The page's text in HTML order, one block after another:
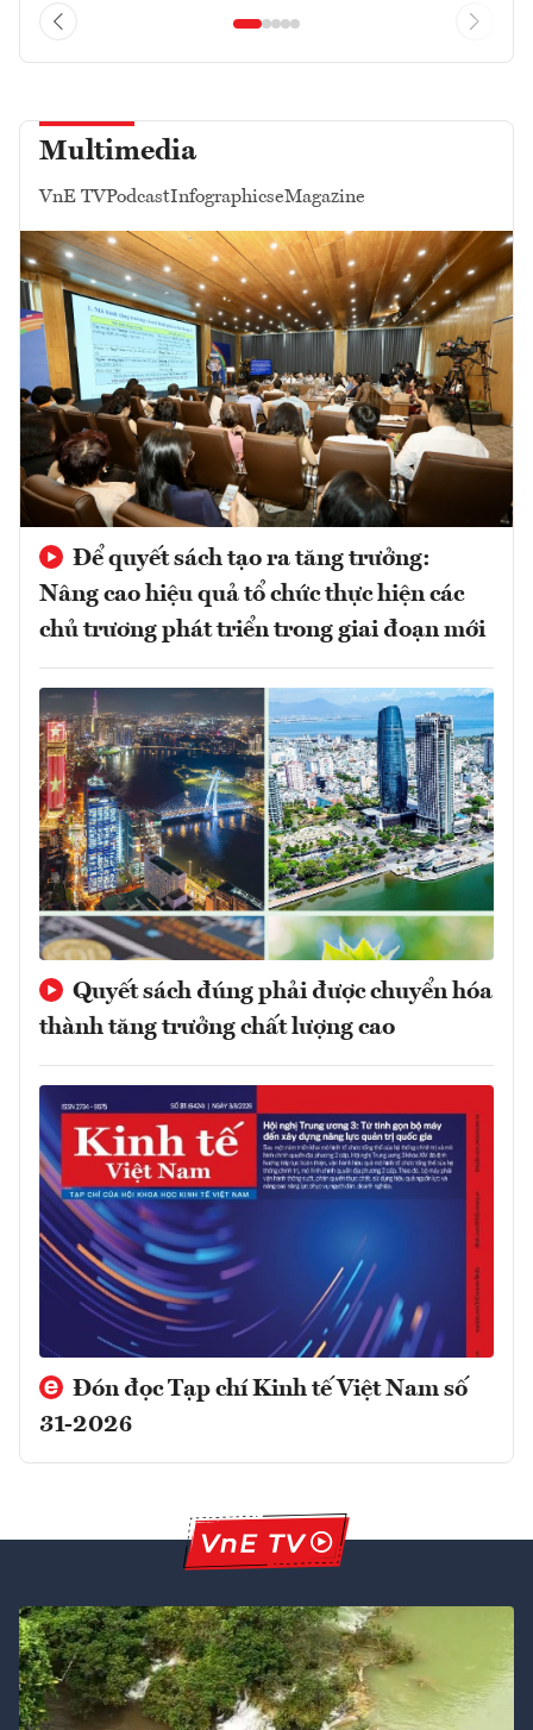
Multimedia
VnE TVPodcastInfographicseMagazine
Để quyết sách tạo ra tăng trưởng:
Nâng cao hiệu quả tổ chức thực hiện các
chủ trương phát triển trong giai đoạn mới
Quyết sách đúng phải được chuyển hóa
thành tăng trưởng chất lượng cao
Đón đọc Tạp chí Kinh tế Việt Nam số
31-2026